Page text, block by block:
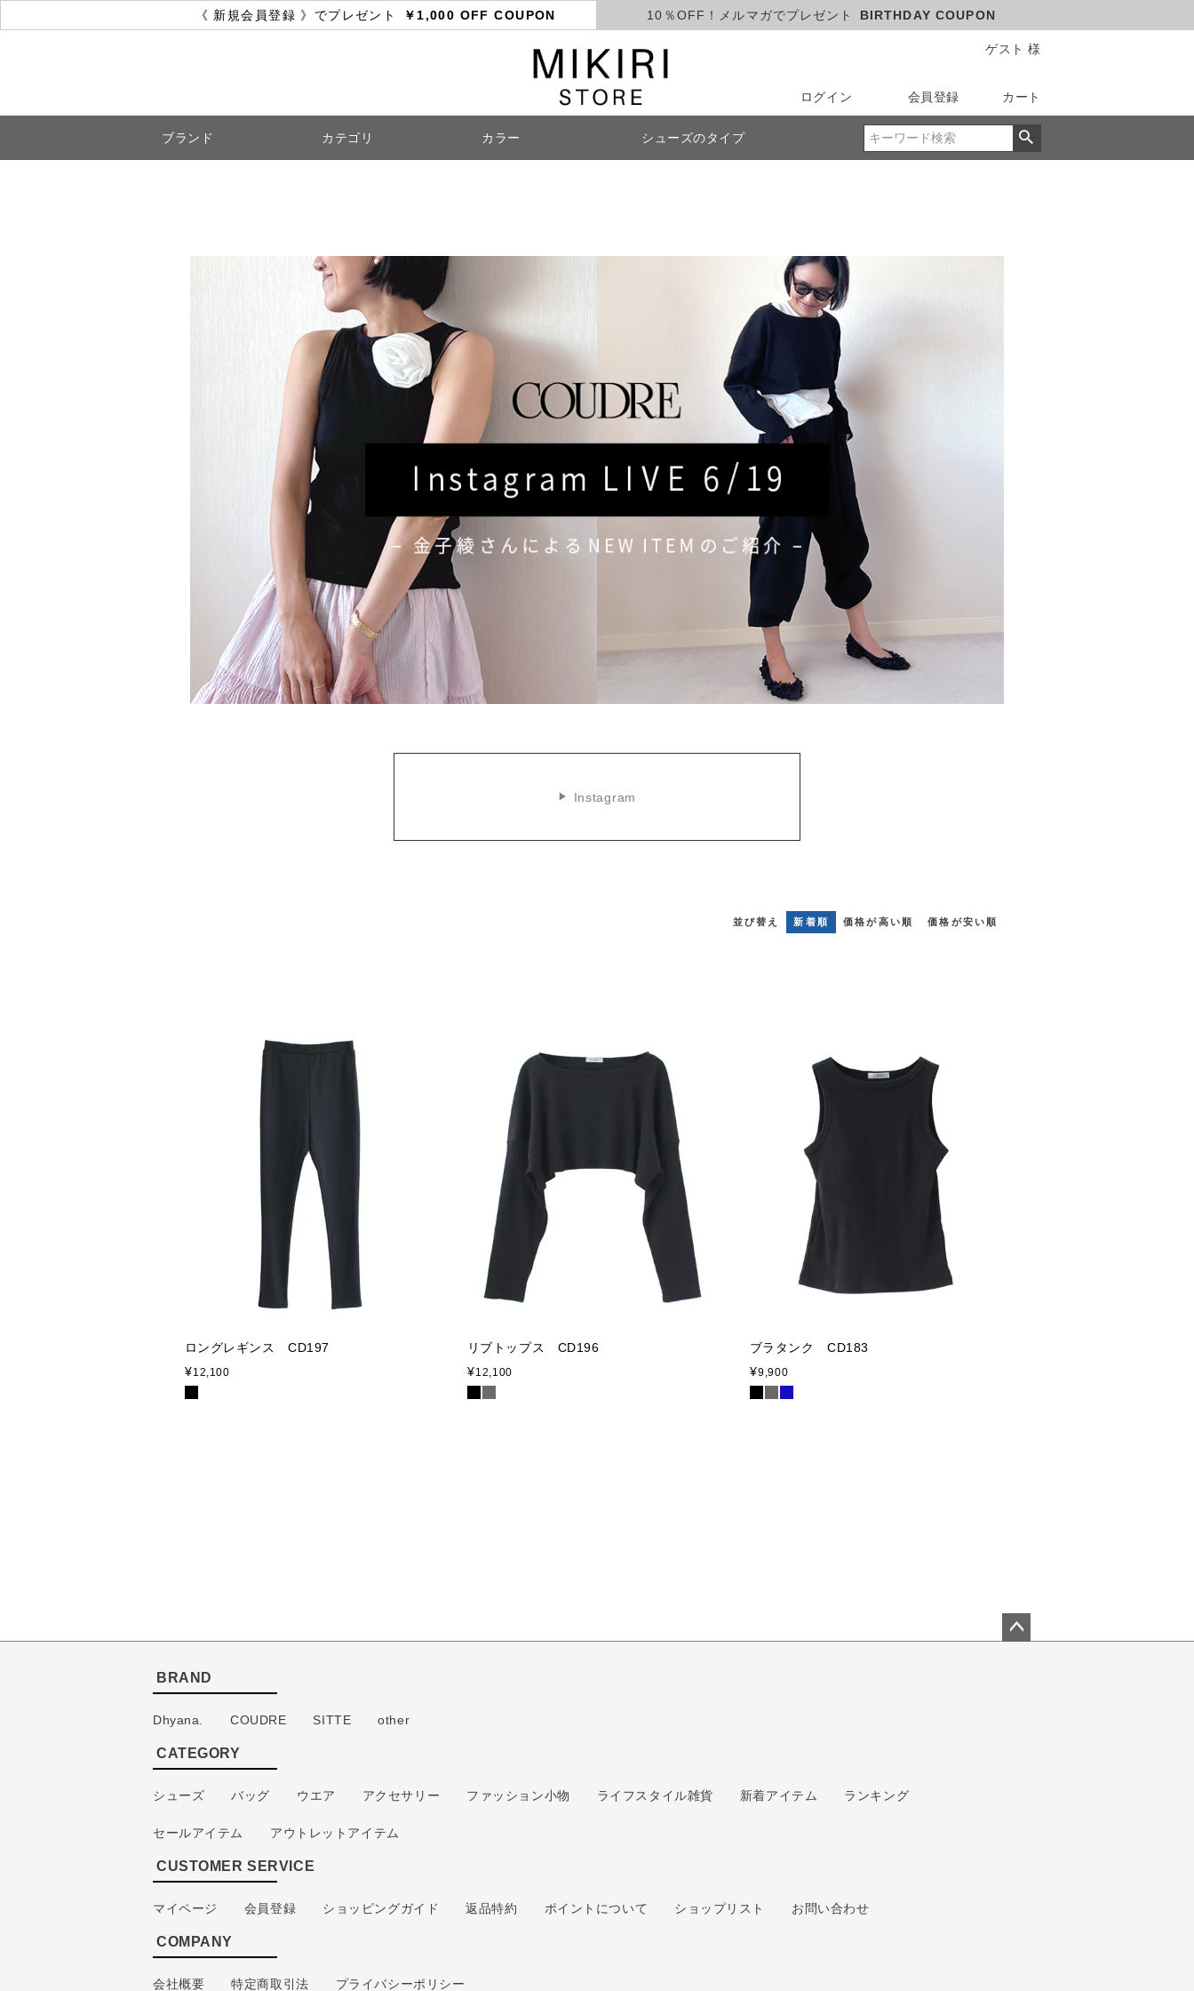
《 新規会員登録 》でプレゼント ￥1,000 OFF COUPON 10％OFF！メルマガでプレゼント BIRTHDAY COUPON
ゲスト 様
会員登録
ログイン カート
ブランド カテゴリ カラー シューズのタイプ
▶ Instagram
並び替え 新着順 価格が高い順 価格が安い順
ロングレギンス CD197
¥12,100
リブトップス CD196
¥12,100
ブラタンク CD183
¥9,900
BRAND
Dhyana. COUDRE SITTE other
CATEGORY
シューズ バッグ ウエア アクセサリー ファッション小物 ライフスタイル雑貨 新着アイテム ランキング
セールアイテム アウトレットアイテム
CUSTOMER SERVICE
マイページ 会員登録 ショッピングガイド 返品特約 ポイントについて ショップリスト お問い合わせ
COMPANY
会社概要 特定商取引法 プライバシーポリシー